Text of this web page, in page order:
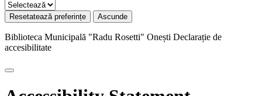
Resetatează preferințe Ascunde
Biblioteca Municipală "Radu Rosetti" Onești Declarație de
accesibilitate